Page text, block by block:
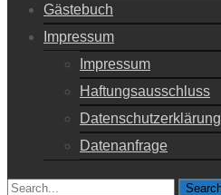
Gästebuch
Impressum
Impressum
Haftungsausschluss
Datenschutzerklärung
Datenanfrage
Search